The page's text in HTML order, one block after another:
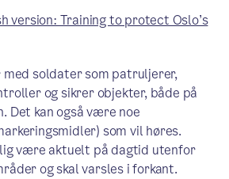
version: Training to protect Oslo’s
soldater som patruljerer,
og sikrer objekter, både på
Det kan også være noe
som vil høres.
være aktuelt på dagtid utenfor
og skal varsles i forkant.